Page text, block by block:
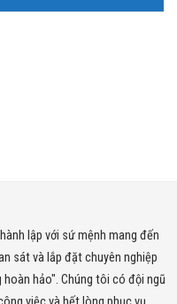
lập với sứ mệnh mang đến
sát và lắp đặt chuyên nghiệp
hảo". Chúng tôi có đội ngũ